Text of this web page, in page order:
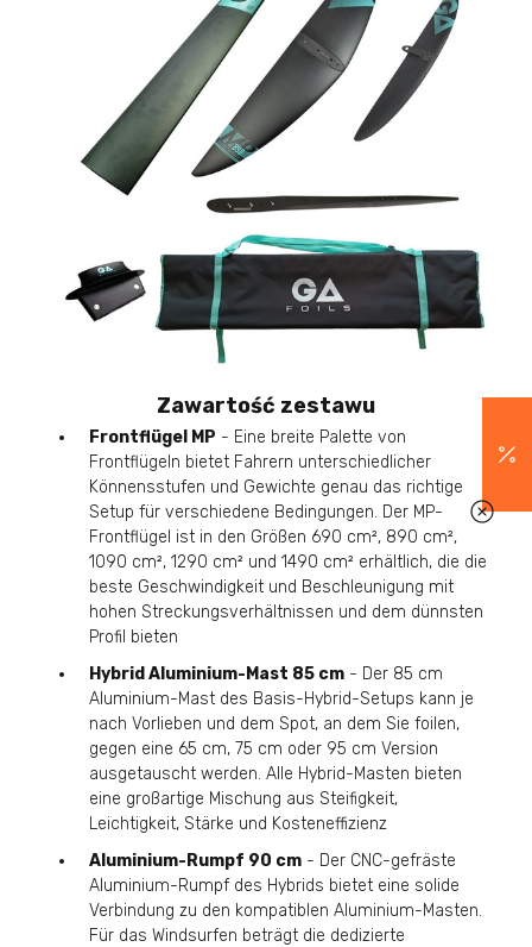
Zawartość zestawu
Frontflügel MP - Eine breite Palette von
Frontflügeln bietet Fahrern unterschiedlicher
Könnensstufen und Gewichte genau das richtige
Setup für verschiedene Bedingungen. Der MP-
Frontflügel ist in den Größen 690 cm², 890 cm²,
1090 cm², 1290 cm² und 1490 cm² erhältlich, die die
beste Geschwindigkeit und Beschleunigung mit
hohen Streckungsverhältnissen und dem dünnsten
Profil bieten
Hybrid Aluminium-Mast 85 cm - Der 85 cm
Aluminium-Mast des Basis-Hybrid-Setups kann je
nach Vorlieben und dem Spot, an dem Sie foilen,
gegen eine 65 cm, 75 cm oder 95 cm Version
ausgetauscht werden. Alle Hybrid-Masten bieten
eine großartige Mischung aus Steifigkeit,
Leichtigkeit, Stärke und Kosteneffizienz
Aluminium-Rumpf 90 cm - Der CNC-gefräste
Aluminium-Rumpf des Hybrids bietet eine solide
Verbindung zu den kompatiblen Aluminium-Masten.
Für das Windsurfen beträgt die dedizierte